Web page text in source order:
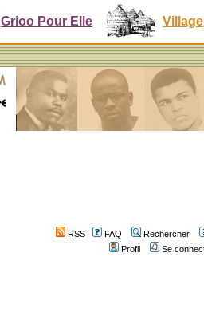
Grioo Pour Elle Village
RSS FAQ
Rechercher
Profil
Se